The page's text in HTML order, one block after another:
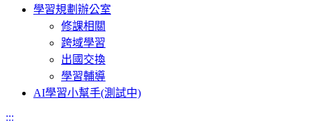
學習規劃辦公室
修課相關
跨域學習
出國交換
學習輔導
AI學習小幫手(測試中)
:::